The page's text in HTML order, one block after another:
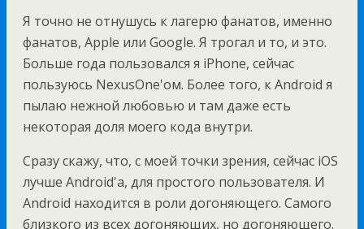
Я точно не отнушусь к лагерю фанатов, именно
фанатов, Apple или Google. Я трогал и то, и это.
Больше года пользовался я iPhone, сейчас
пользуюсь NexusOne'ом. Более того, к Android я
пылаю нежной любовью и там даже есть
некоторая доля моего кода внутри.
Сразу скажу, что, с моей точки зрения, сейчас iOS
лучше Android'а, для простого пользователя. И
Android находится в роли догоняющего. Самого
близкого из всех догоняющих, но догоняющего.